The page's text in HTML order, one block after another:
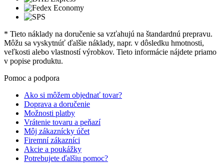
* Tieto náklady na doručenie sa vzťahujú na štandardnú prepravu.
Môžu sa vyskytnúť ďalšie náklady, napr. v dôsledku hmotnosti,
veľkosti alebo vlastností výrobkov. Tieto informácie nájdete priamo
v popise produktu.
Pomoc a podpora
Ako si môžem objednať tovar?
Doprava a doručenie
Možnosti platby
Vrátenie tovaru a peňazí
Môj zákaznícky účet
Firemní zákazníci
Akcie a poukážky
Potrebujete ďalšiu pomoc?